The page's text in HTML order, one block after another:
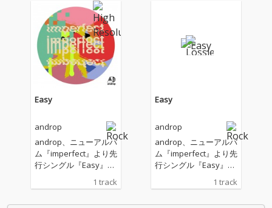
Easy
androp
androp、ニューアルバ
ム『imperfect』より先
行シングル『Easy』を
1 track
Easy
androp
androp、ニューアルバ
ム『imperfect』より先
行シングル『Easy』を
1 track